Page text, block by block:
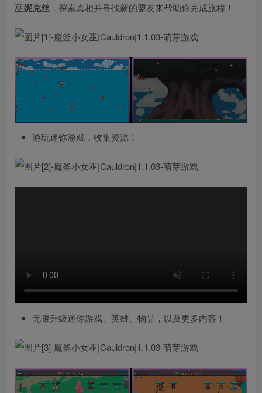
巫妮克丝 ，探索真相并寻找新的盟友来帮助你完成旅程！
游玩迷你游戏，收集资源！
无限升级迷你游戏、英雄、物品，以及更多内容！